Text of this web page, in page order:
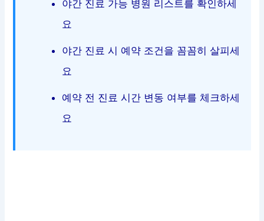
야간 진료 가능 병원 리스트를 확인하세
요
야간 진료 시 예약 조건을 꼼꼼히 살피세
요
예약 전 진료 시간 변동 여부를 체크하세
요